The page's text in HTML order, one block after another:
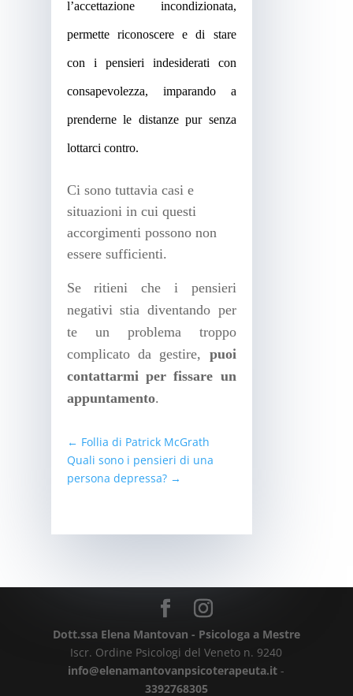
l’accettazione incondizionata,
permette riconoscere e di stare
con i pensieri indesiderati con
consapevolezza, imparando a
prenderne le distanze pur senza
lottarci contro.
Ci sono tuttavia casi e
situazioni in cui questi
accorgimenti possono non
essere sufficienti.
Se ritieni che i pensieri
negativi stia diventando per
te un problema troppo
complicato da gestire, puoi
contattarmi per fissare un
appuntamento.
← Follia di Patrick McGrath
Quali sono i pensieri di una
persona depressa?→
Dott.ssa Elena Mantovan - Psicologa a Mestre
Iscr. Ordine Psicologi del Veneto n. 9240
info@elenamantovanpsicoterapeuta.it -
3392768305